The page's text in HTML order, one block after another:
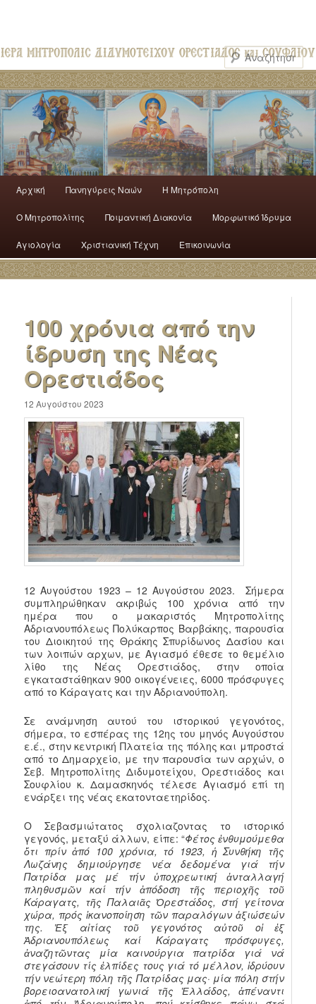
Αρχική Πανηγύρεις Ναών H Mητρόπολη
Ο Mητροπολίτης Ποιμαντική Διακονία Μορφωτικό Ίδρυμα
Αγιολογία Χριστιανική Τέχνη Επικοινωνία
100 χρόνια από την
ίδρυση της Νέας
Ορεστιάδος
12 Αυγούστου 2023
12 Αυγούστου 1923 – 12 Αυγούστου 2023. Σήμερα
συμπληρώθηκαν ακριβώς 100 χρόνια από την
ημέρα που ο μακαριστός Μητροπολίτης
Αδριανουπόλεως Πολύκαρπος Βαρβάκης, παρουσία
του Διοικητού της Θράκης Σπυρίδωνος Δασίου και
των λοιπών αρχων, με Αγιασμό έθεσε το θεμέλιο
λίθο της Νέας Ορεστιάδος, στην οποία
εγκαταστάθηκαν 900 οικογένειες, 6000 πρόσφυγες
από το Κάραγατς και την Αδριανούπολη.
Σε ανάμνηση αυτού του ιστορικού γεγονότος,
σήμερα, το εσπέρας της 12ης του μηνός Αυγούστου
ε.έ., στην κεντρική Πλατεία της πόλης και μπροστά
από το Δημαρχείο, με την παρουσία των αρχών, ο
Σεβ. Μητροπολίτης Διδυμοτείχου, Ορεστιάδος και
Σουφλίου κ. Δαμασκηνός τέλεσε Αγιασμό επί τη
ενάρξει της νέας εκατονταετηρίδος.
Ο Σεβασμιώτατος σχολιαζοντας το ιστορικό
γεγονός, μεταξύ άλλων, είπε: “Φέτος ἐνθυμούμεθα
ὅτι πρίν ἀπό 100 χρόνια, τό 1923, ἡ Συνθήκη τῆς
Λωζάνης δημιούργησε νέα δεδομένα γιά τήν
Πατρίδα μας μέ τήν ὑποχρεωτική ἀνταλλαγή
πληθυσμῶν καί τήν ἀπόδοση τῆς περιοχῆς τοῦ
Κάραγατς, τῆς Παλαιᾶς Ὀρεστάδος, στή γείτονα
χώρα, πρός ἱκανοποίηση τῶν παραλόγων ἀξιώσεών
της. Ἐξ αἰτίας τοῦ γεγονότος αὐτοῦ οἱ ἐξ
Ἀδριανουπόλεως καί Κάραγατς πρόσφυγες,
ἀναζητῶντας μία καινούργια πατρίδα γιά νά
στεγάσουν τίς ἐλπίδες τους γιά τό μέλλον, ἱδρύουν
τήν νεώτερη πόλη τῆς Πατρίδας μας· μία πόλη στήν
βορειοανατολική γωνιά τῆς Ἑλλάδος, ἀπέναντι